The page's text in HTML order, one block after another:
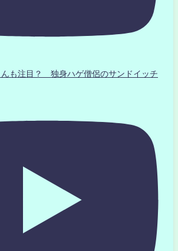
んも注目？ 独身ハゲ僧侶のサンドイッチ